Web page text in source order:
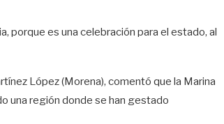
porque es una celebración para el estado, al
López (Morena), comentó que la Marina
una región donde se han gestado